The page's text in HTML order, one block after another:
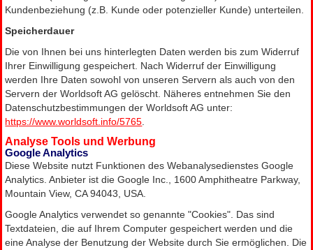
Kundenbeziehung (z.B. Kunde oder potenzieller Kunde) unterteilen.
Speicherdauer
Die von Ihnen bei uns hinterlegten Daten werden bis zum Widerruf
Ihrer Einwilligung gespeichert. Nach Widerruf der Einwilligung
werden Ihre Daten sowohl von unseren Servern als auch von den
Servern der Worldsoft AG gelöscht. Näheres entnehmen Sie den
Datenschutzbestimmungen der Worldsoft AG unter:
https://www.worldsoft.info/5765.
Analyse Tools und Werbung
Google Analytics
Diese Website nutzt Funktionen des Webanalysedienstes Google
Analytics. Anbieter ist die Google Inc., 1600 Amphitheatre Parkway,
Mountain View, CA 94043, USA.
Google Analytics verwendet so genannte "Cookies". Das sind
Textdateien, die auf Ihrem Computer gespeichert werden und die
eine Analyse der Benutzung der Website durch Sie ermöglichen. Die